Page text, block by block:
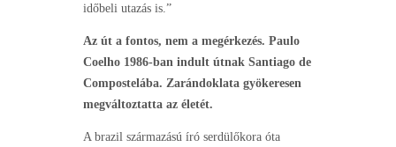
időbeli utazás is.”
Az út a fontos, nem a megérkezés. Paulo
Coelho 1986-ban indult útnak Santiago de
Compostelába. Zarándoklata gyökeresen
megváltoztatta az életét.
A brazil származású író serdülőkora óta